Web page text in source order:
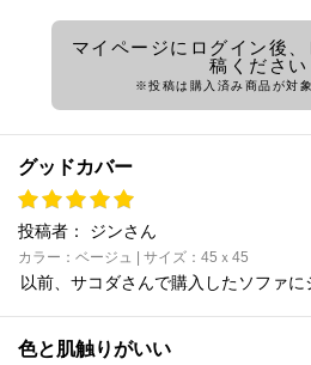
マイページにログイン後
稿ください
※投稿は購入済み商品が対
グッドカバー
投稿者： ジンさん
カラー：ベージュ | サイズ：45ｘ45
以前、サコダさんで購入したソファに
色と肌触りがいい